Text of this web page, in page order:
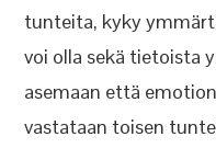
tunteita, kyky
voi olla sekä tietoista
asemaan että
vastataan toisen